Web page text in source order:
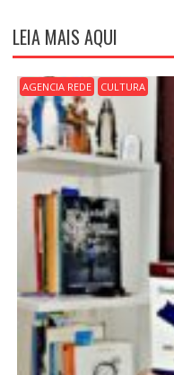
Ç
Ã
O
D
E
P
O
S
LEIA MAIS AQUI
AGENCIA REDE CULTURA